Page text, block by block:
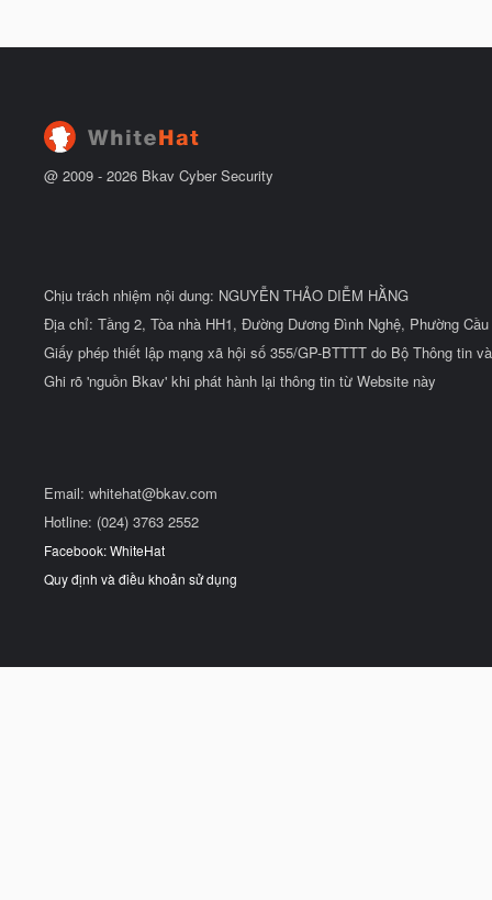
@ 2009 - 2026 Bkav Cyber Security
Chịu trách nhiệm nội dung: NGUYỄN THẢO DIỄM HẰNG
Địa chỉ: Tầng 2, Tòa nhà HH1, Đường Dương Đình Nghệ, Phường
Giấy phép thiết lập mạng xã hội số 355/GP-BTTTT do Bộ Thông tin
Ghi rõ 'nguồn Bkav' khi phát hành lại thông tin từ Website này
Email: whitehat@bkav.com
Hotline: (024) 3763 2552
Facebook: WhiteHat
Quy định và điều khoản sử dụng